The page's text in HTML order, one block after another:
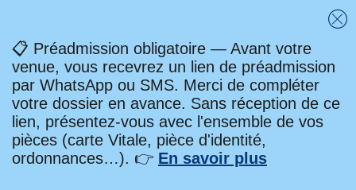
📋 Préadmission obligatoire — Avant votre
venue, vous recevrez un lien de préadmission
par WhatsApp ou SMS. Merci de compléter
votre dossier en avance. Sans réception de ce
lien, présentez-vous avec l'ensemble de vos
pièces (carte Vitale, pièce d'identité,
ordonnances…). 👉 En savoir plus